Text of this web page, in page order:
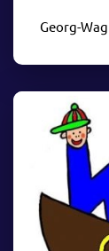
Georg-